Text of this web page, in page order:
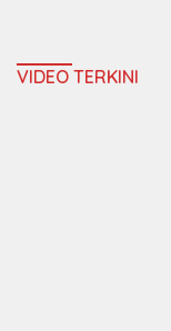
VIDEO TERKINI